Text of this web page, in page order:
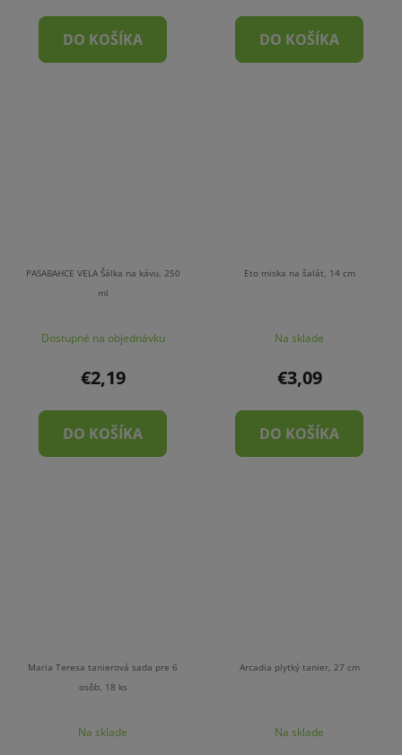
DO KOŠÍKA DO KOŠÍKA
PASABAHCE VELA Šálka na kávu, 250
ml
Dostupné na objednávku
€2,19
DO KOŠÍKA
Eto miska na šalát, 14 cm
Na sklade
€3,09
DO KOŠÍKA
Maria Teresa tanierová sada pre 6
osôb, 18 ks
Na sklade
Arcadia plytký tanier, 27 cm
Na sklade